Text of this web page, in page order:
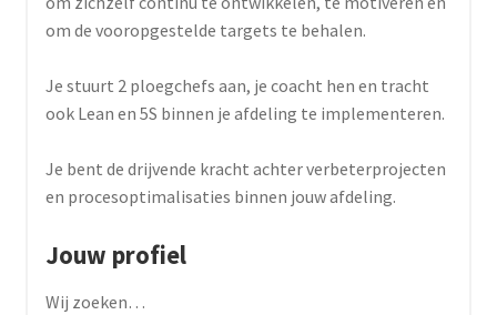
om de vooropgestelde targets te behalen.
Je stuurt 2 ploegchefs aan, je coacht hen en tracht
ook Lean en 5S binnen je afdeling te implementeren.
Je bent de drijvende kracht achter verbeterprojecten
en procesoptimalisaties binnen jouw afdeling.
Jouw profiel
Wij zoeken…